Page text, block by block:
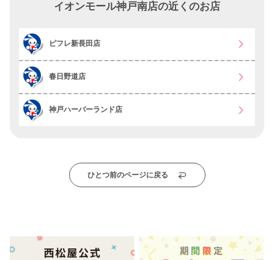
イオンモール神戸南店の近くのお店
ピフレ新長田店
春日野道店
神戸ハーバーランド店
ひとつ前のページに戻る